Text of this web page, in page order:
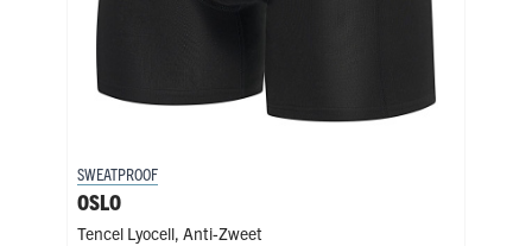
SWEATPROOF
OSLO
Tencel Lyocell, Anti-Zweet